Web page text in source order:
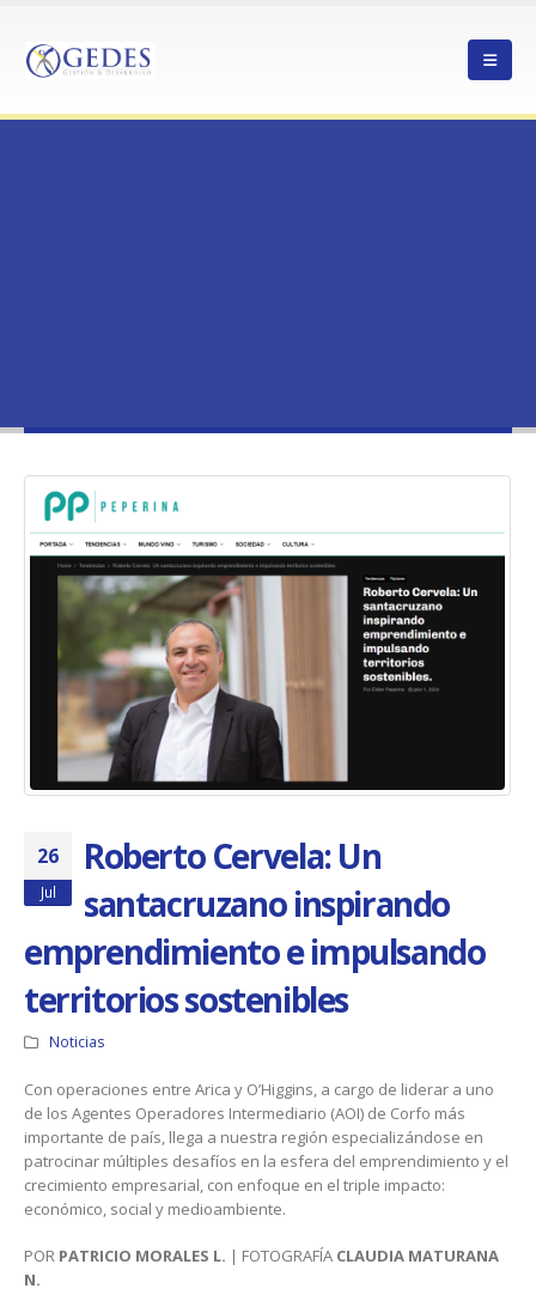
26
Jul
Roberto Cervela: Un
santacruzano inspirando
emprendimiento e impulsando
territorios sostenibles
Noticias
Con operaciones entre Arica y O’Higgins, a cargo de liderar a uno
de los Agentes Operadores Intermediario (AOI) de Corfo más
importante de país, llega a nuestra región especializándose en
patrocinar múltiples desafíos en la esfera del emprendimiento y el
crecimiento empresarial, con enfoque en el triple impacto:
económico, social y medioambiente.
POR PATRICIO MORALES L. | FOTOGRAFÍA CLAUDIA MATURANA
N.